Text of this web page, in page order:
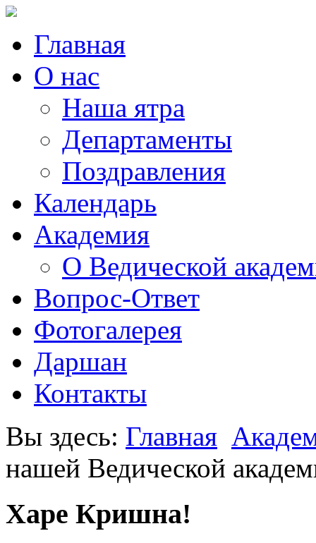
Главная
О нас
Наша ятра
Департаменты
Поздравления
Календарь
Академия
О Ведической
Вопрос-Ответ
Фотогалерея
Даршан
Контакты
Вы здесь: Главная
нашей Ведической
Харе Кришна!